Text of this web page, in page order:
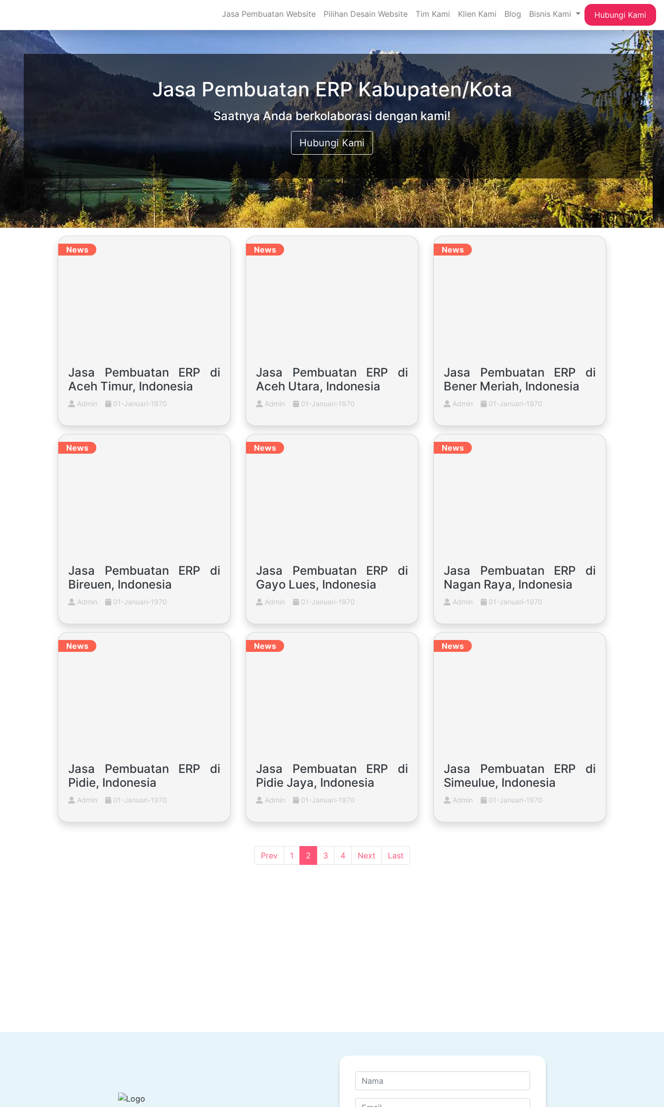
Jasa Pembuatan Website Pilihan Desain Website Tim Kami Klien Kami Blog Bisnis Kami Hubungi Kami
Jasa Pembuatan ERP Kabupaten/Kota
Saatnya Anda berkolaborasi dengan kami!
Hubungi Kami
News
Jasa Pembuatan ERP di
Aceh Timur, Indonesia
Admin 01-Januari-1970
News
Jasa Pembuatan ERP di
Aceh Utara, Indonesia
Admin 01-Januari-1970
News
Jasa Pembuatan ERP di
Bener Meriah, Indonesia
Admin 01-Januari-1970
News
Jasa Pembuatan ERP di
Bireuen, Indonesia
Admin 01-Januari-1970
News
Jasa Pembuatan ERP di
Gayo Lues, Indonesia
Admin 01-Januari-1970
News
Jasa Pembuatan ERP di
Nagan Raya, Indonesia
Admin 01-Januari-1970
News
Jasa Pembuatan ERP di
Pidie, Indonesia
Admin 01-Januari-1970
News
Jasa Pembuatan ERP di
Pidie Jaya, Indonesia
Admin 01-Januari-1970
News
Jasa Pembuatan ERP di
Simeulue, Indonesia
Admin 01-Januari-1970
Prev 1 2(current)
3 4 Next Last